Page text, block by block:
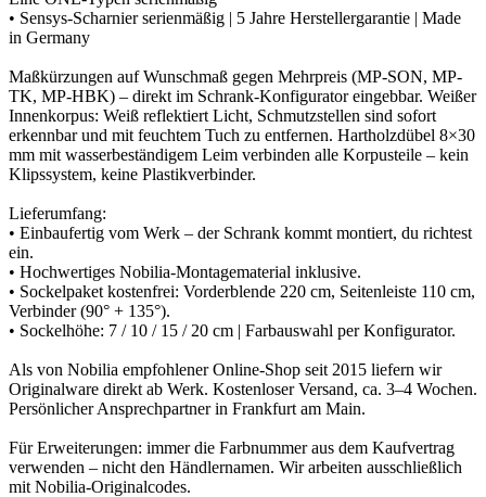
• Sensys-Scharnier serienmäßig | 5 Jahre Herstellergarantie | Made
in Germany
Maßkürzungen auf Wunschmaß gegen Mehrpreis (MP-SON, MP-
TK, MP-HBK) – direkt im Schrank-Konfigurator eingebbar. Weißer
Innenkorpus: Weiß reflektiert Licht, Schmutzstellen sind sofort
erkennbar und mit feuchtem Tuch zu entfernen. Hartholzdübel 8×30
mm mit wasserbeständigem Leim verbinden alle Korpusteile – kein
Klipssystem, keine Plastikverbinder.
Lieferumfang:
• Einbaufertig vom Werk – der Schrank kommt montiert, du richtest
ein.
• Hochwertiges Nobilia-Montagematerial inklusive.
• Sockelpaket kostenfrei: Vorderblende 220 cm, Seitenleiste 110 cm,
Verbinder (90° + 135°).
• Sockelhöhe: 7 / 10 / 15 / 20 cm | Farbauswahl per Konfigurator.
Als von Nobilia empfohlener Online-Shop seit 2015 liefern wir
Originalware direkt ab Werk. Kostenloser Versand, ca. 3–4 Wochen.
Persönlicher Ansprechpartner in Frankfurt am Main.
Für Erweiterungen: immer die Farbnummer aus dem Kaufvertrag
verwenden – nicht den Händlernamen. Wir arbeiten ausschließlich
mit Nobilia-Originalcodes.